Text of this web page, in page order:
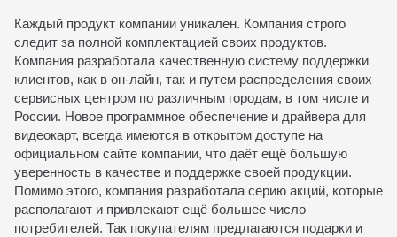
Каждый продукт компании уникален. Компания строго
следит за полной комплектацией своих продуктов.
Компания разработала качественную систему поддержки
клиентов, как в он-лайн, так и путем распределения своих
сервисных центром по различным городам, в том числе и
России. Новое программное обеспечение и драйвера для
видеокарт, всегда имеются в открытом доступе на
официальном сайте компании, что даёт ещё большую
уверенность в качестве и поддержке своей продукции.
Помимо этого, компания разработала серию акций, которые
располагают и привлекают ещё большее число
потребителей. Так покупателям предлагаются подарки и